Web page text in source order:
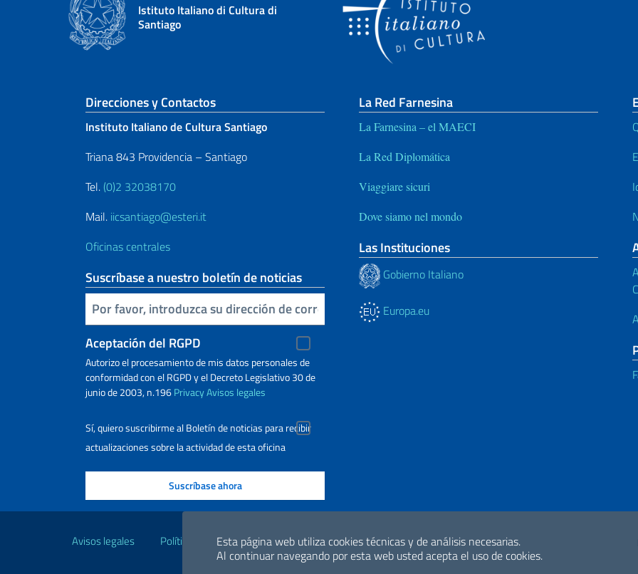
Esta página web utiliza cookies técnicas y de análisis necesarias.
Al continuar navegando por esta web usted acepta el uso de cookies.
Istituto Italiano di Cultura di
Santiago
Sezione footer
Direcciones y Contactos
Instituto Italiano de Cultura Santiago
Triana 843 Providencia – Santiago
Tel. (0)2 32038170
Mail. iicsantiago@esteri.it
Oficinas centrales
Suscríbase a nuestro boletín de noticias
Inserta tu correo electronico
Aceptación del RGPD
Autorizo ​​el procesamiento de mis datos personales de
conformidad con el RGPD y el Decreto Legislativo 30 de
junio de 2003, n.196PrivacyAvisos legales
Sí, quiero suscribirme al Boletín de noticias para recibir
actualizaciones sobre la actividad de esta oficina
La Red Farnesina
La Farnesina – el MAECI
La Red Diplomática
Viaggiare sicuri
Dove siamo nel mondo
Las Instituciones
Gobierno Italiano
Europa.eu
Enlaces útiles
Avisos legales Políticas de privacidad y cookies Declaración de accesibilidad
2026 Derechos